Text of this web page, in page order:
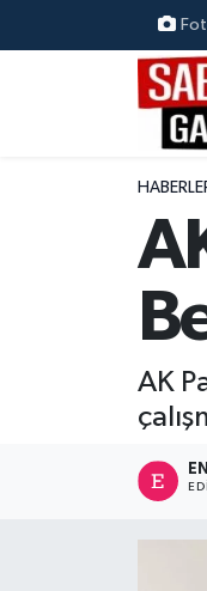
AK
ÖZEL HABER
MAGAZİN
EKONOMİ
RESMİ İLANLAR
Osmaniye
Osmaniye
Osmaniye
Süper Lig
Tüm Manşetler
Son Dakika
Haber Arşivi